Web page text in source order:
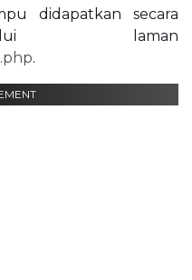
didapatkan secara
laman
.